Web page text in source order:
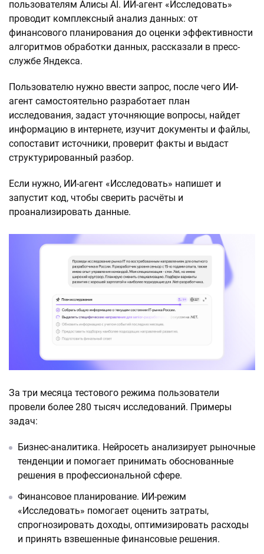
пользователям Алисы AI. ИИ-агент «Исследовать»
проводит комплексный анализ данных: от
финансового планирования до оценки эффективности
алгоритмов обработки данных, рассказали в пресс-
службе Яндекса.
Пользователю нужно ввести запрос, после чего ИИ-
агент самостоятельно разработает план
исследования, задаст уточняющие вопросы, найдет
информацию в интернете, изучит документы и файлы,
сопоставит источники, проверит факты и выдаст
структурированный разбор.
Если нужно, ИИ-агент «Исследовать» напишет и
запустит код, чтобы сверить расчёты и
проанализировать данные.
За три месяца тестового режима пользователи
провели более 280 тысяч исследований. Примеры
задач:
Бизнес-аналитика. Нейросеть анализирует рыночные
тенденции и помогает принимать обоснованные
решения в профессиональной сфере.
Финансовое планирование. ИИ-режим
«Исследовать» помогает оценить затраты,
спрогнозировать доходы, оптимизировать расходы
и принять взвешенные финансовые решения.